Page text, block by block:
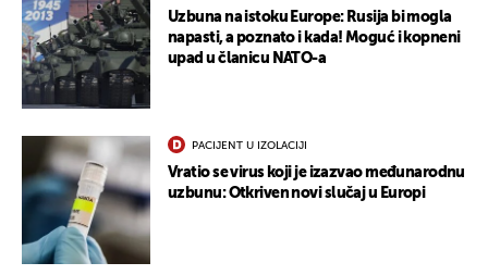
Uzbuna na istoku Europe: Rusija bi mogla
napasti, a poznato i kada! Moguć i kopneni
upad u članicu NATO-a
PACIJENT U IZOLACIJI
Vratio se virus koji je izazvao međunarodnu
uzbunu: Otkriven novi slučaj u Europi